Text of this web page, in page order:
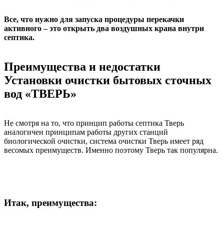
Все, что нужно для запуска процедуры перекачки
активного – это открыть два воздушных крана внутри
септика.
Преимущества и недостатки
Установки очистки бытовых сточных
вод «ТВЕРЬ»
Не смотря на то, что принцип работы септика Тверь
аналогичен принципам работы других станций
биологической очистки, система очистки Тверь имеет ряд
весомых преимуществ. Именно поэтому Тверь так популярна.
Итак, преимущества: